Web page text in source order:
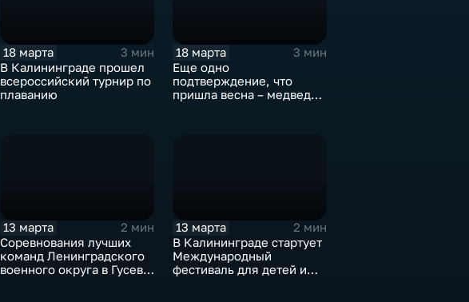
18 марта
3 мин
В Калининграде прошел
всероссийский турнир по
плаванию
18 марта
3 мин
Еще одно
подтверждение, что
пришла весна – медведь
13 марта
2 мин
Соревнования лучших
команд Ленинградского
военного округа в Гусеве
13 марта
2 мин
В Калининграде стартует
Международный
фестиваль для детей и